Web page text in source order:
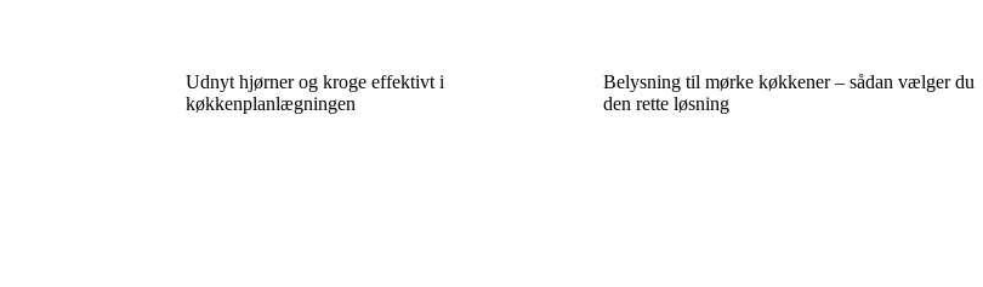
Udnyt hjørner og kroge effektivt i
køkkenplanlægningen
Belysning til mørke køkkener – sådan vælger du
den rette løsning